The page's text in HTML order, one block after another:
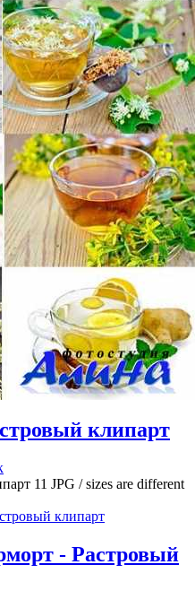
клипарт
11 JPG / sizes are different
- Растровый